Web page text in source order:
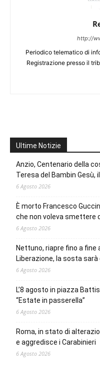
http://
Periodico telematico di
Registrazione presso il
Ultime Notizie
Anzio, Centenario della
Teresa del Bambin Gesù,
6 Agosto 2026
È morto Francesco
che non voleva smettere
6 Agosto 2026
Nettuno, riapre fino a fine
Liberazione, la sosta
6 Agosto 2026
L’8 agosto in piazza
“Estate in passerella”
6 Agosto 2026
Roma, in stato di
e aggredisce i Carabinieri
6 Agosto 2026